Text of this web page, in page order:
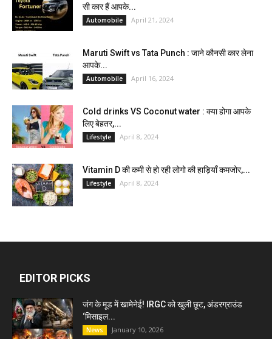
सी कार हैं आपके...
Automobile April 21, 2024
Maruti Swift vs Tata Punch : जाने कौनसी कार लेना
आपके...
Automobile April 16, 2024
Cold drinks VS Coconut water : क्या होगा आपके
लिए बेहतर,...
Lifestyle April 8, 2024
Vitamin D की कमी से हो रही लोगो की हाड़ियाँ कमजोर,...
Lifestyle April 8, 2024
EDITOR PICKS
जंग के मूड में खामेनेई! IRGC को खुली छूट, अंडरग्राउंड
‘मिसाइल...
News January 10, 2026